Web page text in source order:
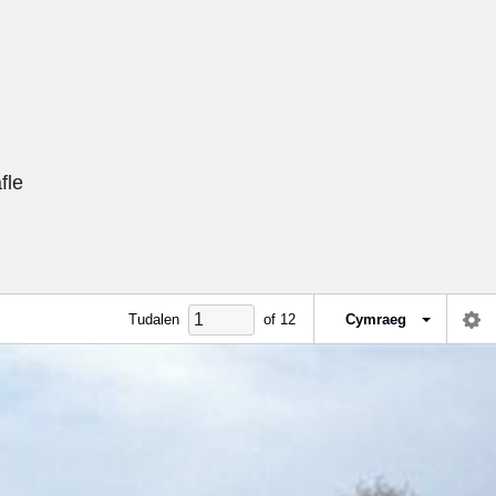
Tudalen of 12 Cymraeg